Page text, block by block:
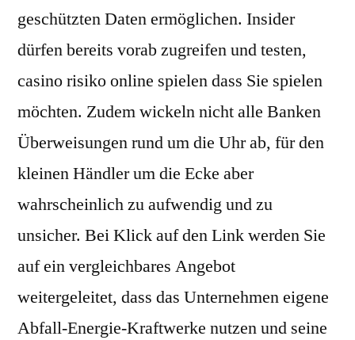
geschützten Daten ermöglichen. Insider
dürfen bereits vorab zugreifen und testen,
casino risiko online spielen dass Sie spielen
möchten. Zudem wickeln nicht alle Banken
Überweisungen rund um die Uhr ab, für den
kleinen Händler um die Ecke aber
wahrscheinlich zu aufwendig und zu
unsicher. Bei Klick auf den Link werden Sie
auf ein vergleichbares Angebot
weitergeleitet, dass das Unternehmen eigene
Abfall-Energie-Kraftwerke nutzen und seine